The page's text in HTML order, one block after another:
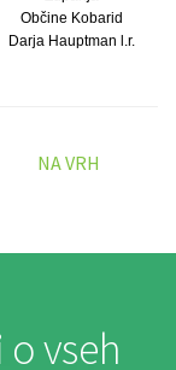
Občine Kobarid
Darja Hauptman l.r.
NA VRH
o vseh